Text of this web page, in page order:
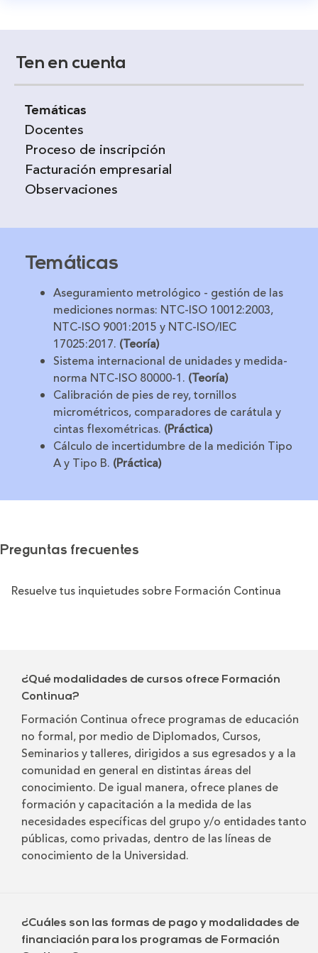
Ten en cuenta
Temáticas
Docentes
Proceso de inscripción
Facturación empresarial
Observaciones
Temáticas
Aseguramiento metrológico - gestión de las
mediciones normas: NTC-ISO 10012:2003,
NTC-ISO 9001:2015 y NTC-ISO/IEC
17025:2017. (Teoría)
Sistema internacional de unidades y medida-
norma NTC-ISO 80000-1. (Teoría)
Calibración de pies de rey, tornillos
micrométricos, comparadores de carátula y
cintas flexométricas. (Práctica)
Cálculo de incertidumbre de la medición Tipo
A y Tipo B. (Práctica)
Preguntas frecuentes
Resuelve tus inquietudes sobre Formación Continua
¿Qué modalidades de cursos ofrece Formación
Continua?
Formación Continua ofrece programas de educación
no formal, por medio de Diplomados, Cursos,
Seminarios y talleres, dirigidos a sus egresados y a la
comunidad en general en distintas áreas del
conocimiento. De igual manera, ofrece planes de
formación y capacitación a la medida de las
necesidades específicas del grupo y/o entidades tanto
públicas, como privadas, dentro de las líneas de
conocimiento de la Universidad.
¿Cuáles son las formas de pago y modalidades de
financiación para los programas de Formación